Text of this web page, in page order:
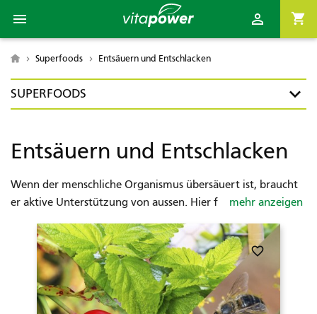
 shopping_cart

Superfoods Entsäuern und Entschlacken
SUPERFOODS
Entsäuern und Entschlacken
Wenn der menschliche Organismus übersäuert ist, braucht
er aktive Unterstützung von aussen. Hier finden Sie
Vitalstoffe für das Entsäuern und Entschlacken: Gerstengras-
Saftpulver, Calcium-Magnesium-Urmineralien, Chlorella-
Presslinge und andere mineralienreiche Superfoods.
mehr anzeigen
favorite_border